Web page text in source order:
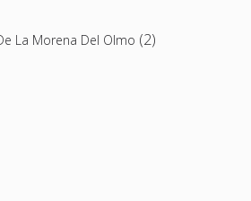
La Morena Del Olmo (2)